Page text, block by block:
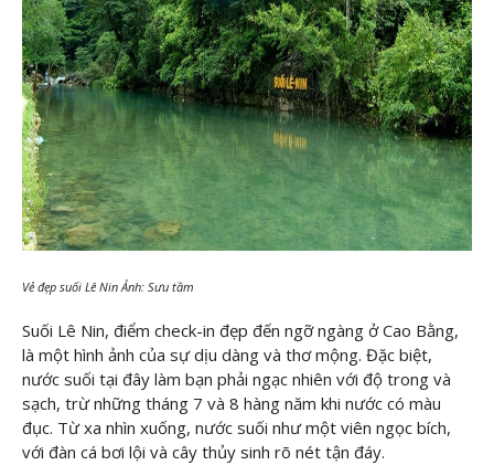
Vẻ đẹp suối Lê Nin Ảnh: Sưu tầm
Suối Lê Nin, điểm check-in đẹp đến ngỡ ngàng ở Cao Bằng,
là một hình ảnh của sự dịu dàng và thơ mộng. Đặc biệt,
nước suối tại đây làm bạn phải ngạc nhiên với độ trong và
sạch, trừ những tháng 7 và 8 hàng năm khi nước có màu
đục. Từ xa nhìn xuống, nước suối như một viên ngọc bích,
với đàn cá bơi lội và cây thủy sinh rõ nét tận đáy.